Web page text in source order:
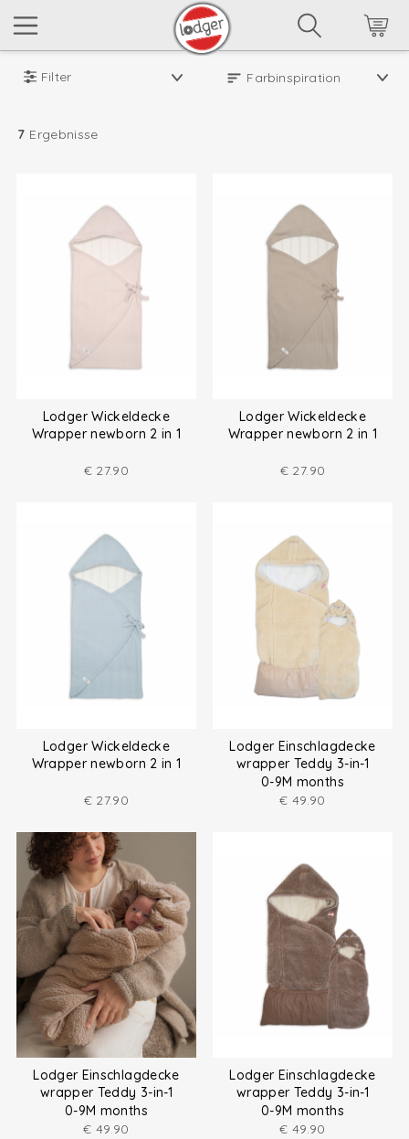
Filter
7 Ergebnisse
Lodger Wickeldecke
Wrapper newborn 2 in 1
€ 27.90
Lodger Wickeldecke
Wrapper newborn 2 in 1
€ 27.90
Lodger Wickeldecke
Wrapper newborn 2 in 1
€ 27.90
Lodger Einschlagdecke
wrapper Teddy 3-in-1
0-9M months
€ 49.90
Lodger Einschlagdecke
wrapper Teddy 3-in-1
0-9M months
€ 49.90
Lodger Einschlagdecke
wrapper Teddy 3-in-1
0-9M months
€ 49.90